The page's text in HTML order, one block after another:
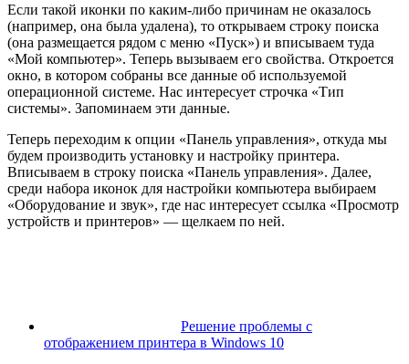
Если такой иконки по каким-либо причинам не оказалось
(например, она была удалена), то открываем строку поиска
(она размещается рядом с меню «Пуск») и вписываем туда
«Мой компьютер». Теперь вызываем его свойства. Откроется
окно, в котором собраны все данные об используемой
операционной системе. Нас интересует строчка «Тип
системы». Запоминаем эти данные.
Теперь переходим к опции «Панель управления», откуда мы
будем производить установку и настройку принтера.
Вписываем в строку поиска «Панель управления». Далее,
среди набора иконок для настройки компьютера выбираем
«Оборудование и звук», где нас интересует ссылка «Просмотр
устройств и принтеров» — щелкаем по ней.
Решение проблемы с
отображением принтера в Windows 10